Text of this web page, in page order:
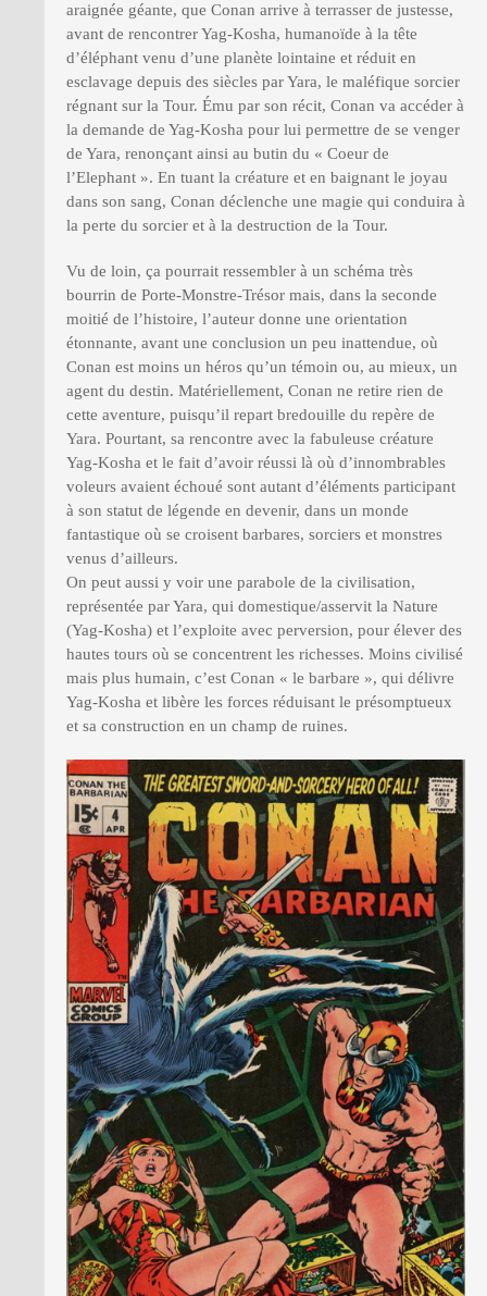
araignée géante, que Conan arrive à terrasser de justesse,
avant de rencontrer Yag-Kosha, humanoïde à la tête
d’éléphant venu d’une planète lointaine et réduit en
esclavage depuis des siècles par Yara, le maléfique sorcier
régnant sur la Tour. Ému par son récit, Conan va accéder à
la demande de Yag-Kosha pour lui permettre de se venger
de Yara, renonçant ainsi au butin du « Coeur de
l’Elephant ». En tuant la créature et en baignant le joyau
dans son sang, Conan déclenche une magie qui conduira à
la perte du sorcier et à la destruction de la Tour.
Vu de loin, ça pourrait ressembler à un schéma très
bourrin de Porte-Monstre-Trésor mais, dans la seconde
moitié de l’histoire, l’auteur donne une orientation
étonnante, avant une conclusion un peu inattendue, où
Conan est moins un héros qu’un témoin ou, au mieux, un
agent du destin. Matériellement, Conan ne retire rien de
cette aventure, puisqu’il repart bredouille du repère de
Yara. Pourtant, sa rencontre avec la fabuleuse créature
Yag-Kosha et le fait d’avoir réussi là où d’innombrables
voleurs avaient échoué sont autant d’éléments participant
à son statut de légende en devenir, dans un monde
fantastique où se croisent barbares, sorciers et monstres
venus d’ailleurs.
On peut aussi y voir une parabole de la civilisation,
représentée par Yara, qui domestique/asservit la Nature
(Yag-Kosha) et l’exploite avec perversion, pour élever des
hautes tours où se concentrent les richesses. Moins civilisé
mais plus humain, c’est Conan « le barbare », qui délivre
Yag-Kosha et libère les forces réduisant le présomptueux
et sa construction en un champ de ruines.